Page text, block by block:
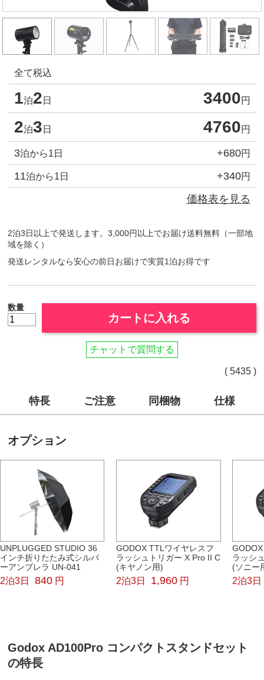
全て税込
1泊2 日 3400円
2泊3 日 4760円
3泊から1日 +680円
11泊から1日 +340円
価格表を見る
2泊3日以上で発送します。3,000円以上でお届け送料無料（一部地
域を除く）
発送レンタルなら安心の前日お届けで実質1泊お得です
数量
カートに入れる
チャットで質問する
( 5435 )
特長 ご注意 同梱物 仕様
オプション
UNPLUGGED STUDIO 36
インチ折りたたみ式シルバ
ーアンブレラ UN-041
2泊3日 840 円
GODOX TTLワイヤレスフ
ラッシュトリガー X Pro II C
(キヤノン用)
2泊3日 1,960 円
ラッシ
(ソニー
2泊3日
Godox AD100Pro コンパクトスタンドセット
の特長